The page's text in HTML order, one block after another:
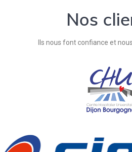
Nos
Ils nous font confiance et